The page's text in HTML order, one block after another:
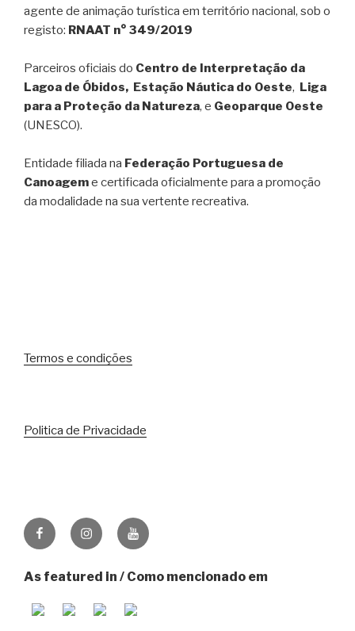
agente de animação turística em território nacional, sob o
registo: RNAAT n° 349/2019
Parceiros oficiais do Centro de Interpretação da
Lagoa de Óbidos, Estação Náutica do Oeste, Liga
para a Proteção da Natureza, e Geoparque Oeste
(UNESCO).
Entidade filiada na Federação Portuguesa de
Canoageme certificada oficialmente para a promoção
da modalidade na sua vertente recreativa.
Termos e condições
Politica de Privacidade
FacebookInstagramYoutube
As featured in / Como mencionado em